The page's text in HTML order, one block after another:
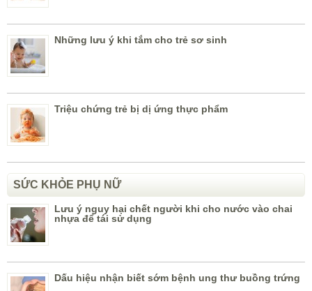
Những lưu ý khi tắm cho trẻ sơ sinh
Triệu chứng trẻ bị dị ứng thực phẩm
SỨC KHỎE PHỤ NỮ
Lưu ý nguy hại chết người khi cho nước vào chai
nhựa để tái sử dụng
Dấu hiệu nhận biết sớm bệnh ung thư buồng trứng